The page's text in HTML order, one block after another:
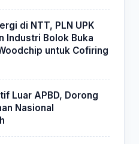
di NTT, PLN UPK
Industri Bolok Buka
untuk Cofiring
Luar APBD, Dorong
Nasional